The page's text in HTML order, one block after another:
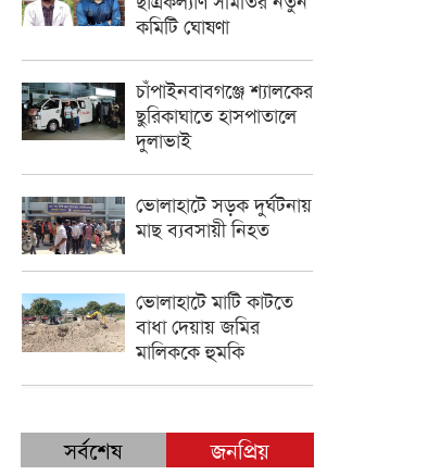
কমিটি ঘোষণা
চাঁপাইনবাবগঞ্জে শ্যালকের
ছুরিকাঘাতে হাসপাতালে
দুলাভাই
ভোলাহাটে সড়ক দুর্ঘটনায়
মাছ ব্যবসায়ী নিহত
ভোলাহাটে মাটি কাটতে
বাধা দেয়ায় জমির
মালিককে হুমকি
সর্বশেষ জনপ্রিয়